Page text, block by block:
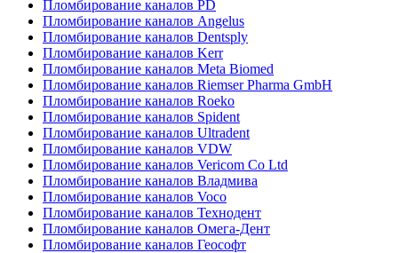
Пломбирование каналов PD
Пломбирование каналов Angelus
Пломбирование каналов Dentsply
Пломбирование каналов Kerr
Пломбирование каналов Meta Biomed
Пломбирование каналов Riemser Pharma GmbH
Пломбирование каналов Roeko
Пломбирование каналов Spident
Пломбирование каналов Ultradent
Пломбирование каналов VDW
Пломбирование каналов Vericom Co Ltd
Пломбирование каналов Владмива
Пломбирование каналов Voco
Пломбирование каналов Технодент
Пломбирование каналов Омега-Дент
Пломбирование каналов Геософт